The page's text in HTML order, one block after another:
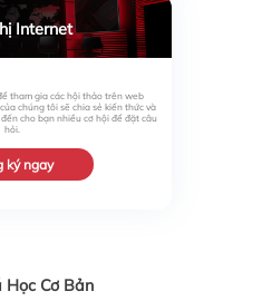
Internet
tham gia các hội thảo trên web
chúng tôi sẽ chia sẻ kiến ​​thức và
cho bạn nhiều cơ hội để đặt câu
hỏi.
ký ngay
Học Cơ Bản